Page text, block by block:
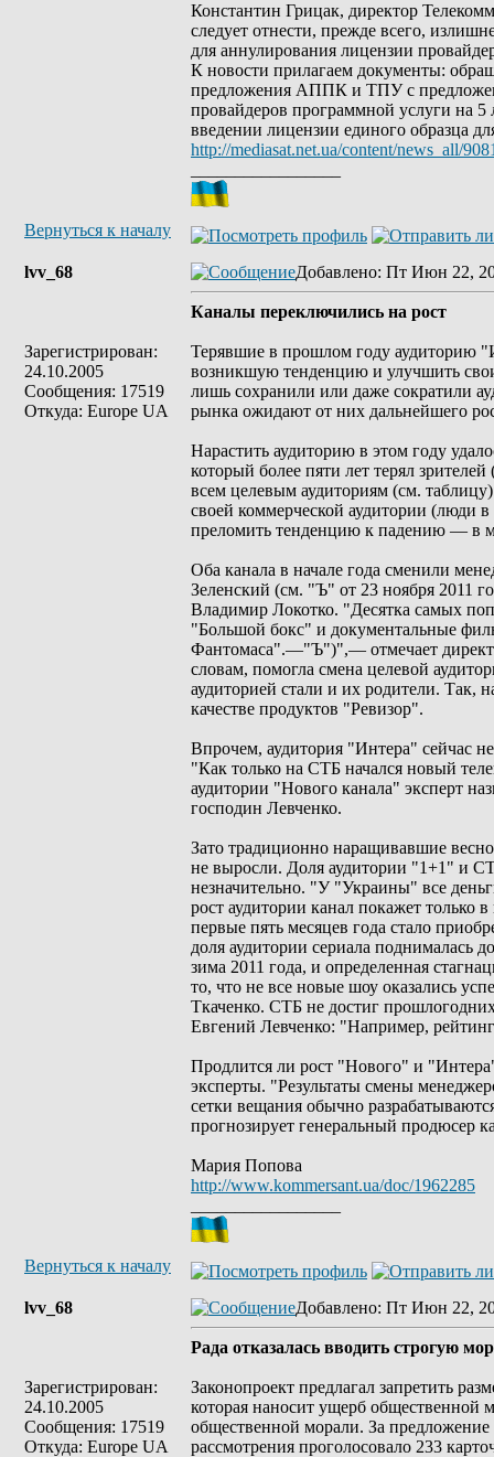
Константин Грицак, директор
следует отнести, прежде всего,
для аннулирования лицензии
К новости прилагаем документы:
предложения АППК и ТПУ с
провайдеров программной услуги на
введении лицензии единого образца
http://mediasat.net.ua/content/news_all/
Вернуться к началу
lvv_68
Зарегистрирован:
24.10.2005
Сообщения: 17519
Откуда: Europe UA
Добавлено: Пт Июн 22,
Каналы переключились на рост
Терявшие в прошлом году аудиторию
возникшую тенденцию и улучшить
лишь сохранили или даже сократили
рынка ожидают от них дальнейшего
Нарастить аудиторию в этом году
который более пяти лет терял
всем целевым аудиториям (см.
своей коммерческой аудитории (люди в
преломить тенденцию к падению — в
Оба канала в начале года сменили
Зеленский (см. "Ъ" от 23 ноября 2011
Владимир Локотко. "Десятка самых
"Большой бокс" и документальные
Фантомаса".—"Ъ")",— отмечает
словам, помогла смена целевой
аудиторией стали и их родители. Так,
качестве продуктов "Ревизор".
Впрочем, аудитория "Интера" сейчас
"Как только на СТБ начался новый
аудитории "Нового канала" эксперт
господин Левченко.
Зато традиционно наращивавшие
не выросли. Доля аудитории "1+1" и
незначительно. "У "Украины" все
рост аудитории канал покажет
первые пять месяцев года стало
доля аудитории сериала
зима 2011 года, и определенная
то, что не все новые шоу оказались
Ткаченко. СТБ не достиг прошлогодних
Евгений Левченко: "Например,
Продлится ли рост "Нового" и
эксперты. "Результаты смены
сетки вещания обычно
прогнозирует генеральный продюсер
Мария Попова
http://www.kommersant.ua/doc/1962285
Вернуться к началу
lvv_68
Зарегистрирован:
24.10.2005
Сообщения: 17519
Откуда: Europe UA
Добавлено: Пт Июн 22,
Рада отказалась вводить строгую
Законопроект предлагал запретить
которая наносит ущерб общественной
общественной морали. За
рассмотрения проголосовало 233